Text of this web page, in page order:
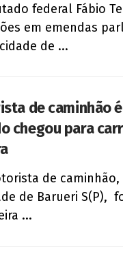
federal Fábio
em emendas
de ...
de caminhão
chegou para
de
de Barueri S(P),
...